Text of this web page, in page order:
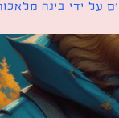
בינה מלאכותית